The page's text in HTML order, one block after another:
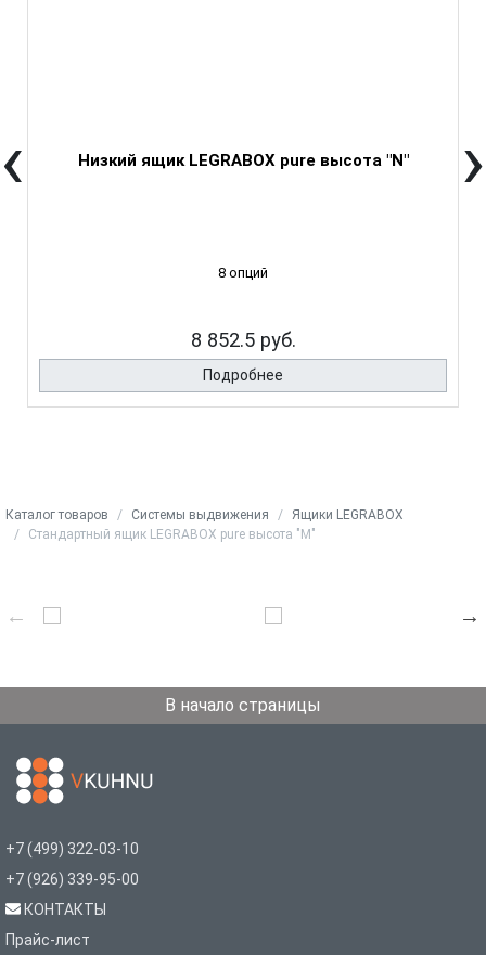
Низкий ящик LEGRABOX pure высота "N"
8 опций
8 852.5 руб.
Подробнее
‹ ›
Каталог товаров Системы выдвижения
Ящики LEGRABOX
Стандартный ящик LEGRABOX pure высота "M"
В начало страницы
+7 (499) 322-03-10
+7 (926) 339-95-00
КОНТАКТЫ
Прайс-лист